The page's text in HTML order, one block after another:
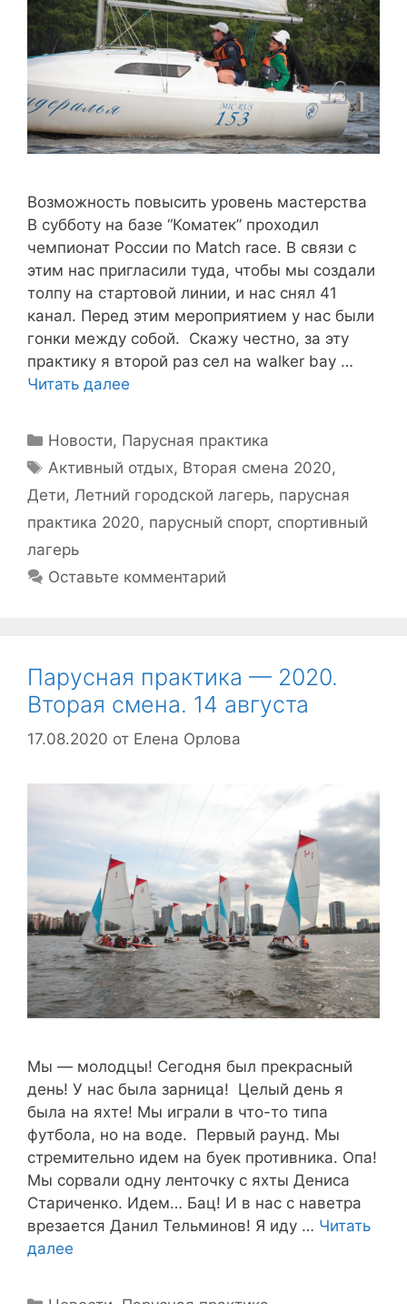
Возможность повысить уровень мастерства
В субботу на базе “Коматек” проходил
чемпионат России по Match race. В связи с
этим нас пригласили туда, чтобы мы создали
толпу на стартовой линии, и нас снял 41
канал. Перед этим мероприятием у нас были
гонки между собой. Скажу честно, за эту
практику я второй раз сел на walker bay …
Читать далее
Рубрики
Новости, Парусная практика
Метки
Активный отдых, Вторая смена 2020,
Дети, Летний городской лагерь, парусная
практика 2020, парусный спорт, спортивный
лагерь
Оставьте комментарий
Парусная практика — 2020.
Вторая смена. 14 августа
17.08.2020 от Елена Орлова
Мы — молодцы! Сегодня был прекрасный
день! У нас была зарница! Целый день я
была на яхте! Мы играли в что-то типа
футбола, но на воде. Первый раунд. Мы
стремительно идем на буек противника. Опа!
Мы сорвали одну ленточку с яхты Дениса
Стариченко. Идем… Бац! И в нас с наветра
врезается Данил Тельминов! Я иду … Читать
далее